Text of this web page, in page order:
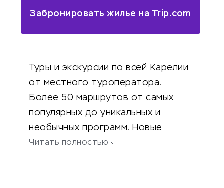
Забронировать жилье на Trip.com
Туры и экскурсии по всей Карелии
от местного туроператора.
Более 50 маршрутов от самых
популярных до уникальных и
необычных программ. Новые
автобусы, интересные гиды,
Читать полностью